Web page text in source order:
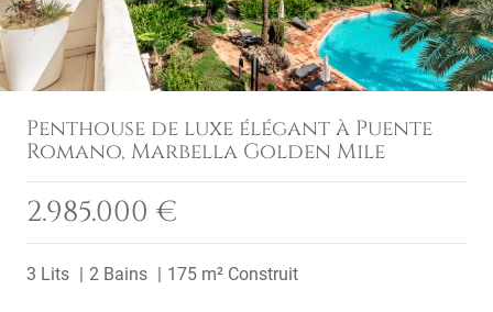
Penthouse de luxe élégant à Puente
Romano, Marbella Golden Mile
2.985.000 €
3 Lits 2 Bains 175 m² Construit